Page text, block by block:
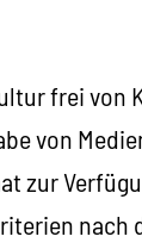
frei von
von
zur
nach